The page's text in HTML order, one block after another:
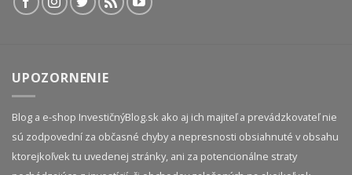
UPOZORNENIE
Blog a e-shop InvestičnýBlog.sk ako aj ich majiteľ a prevádzkovateľ nie
sú zodpovední za občasné chyby a nepresnosti obsiahnuté v obsahu
ktorejkoľvek tu uvedenej stránky, ani za potencionálne straty